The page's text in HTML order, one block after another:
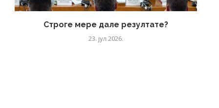
Строге мере дале резултате?
23. јул 2026.